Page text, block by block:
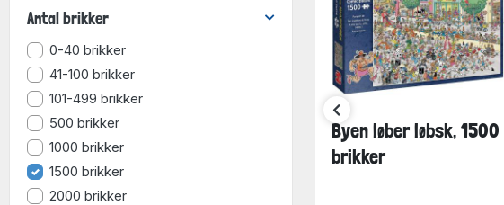
Antal brikker
0-40 brikker
41-100 brikker
101-499 brikker
500 brikker
1000 brikker
1500 brikker
2000 brikker
Ansigt til ansigt i
fuldt flor, 1500
brikker
Byen løber løbsk, 1500
brikker